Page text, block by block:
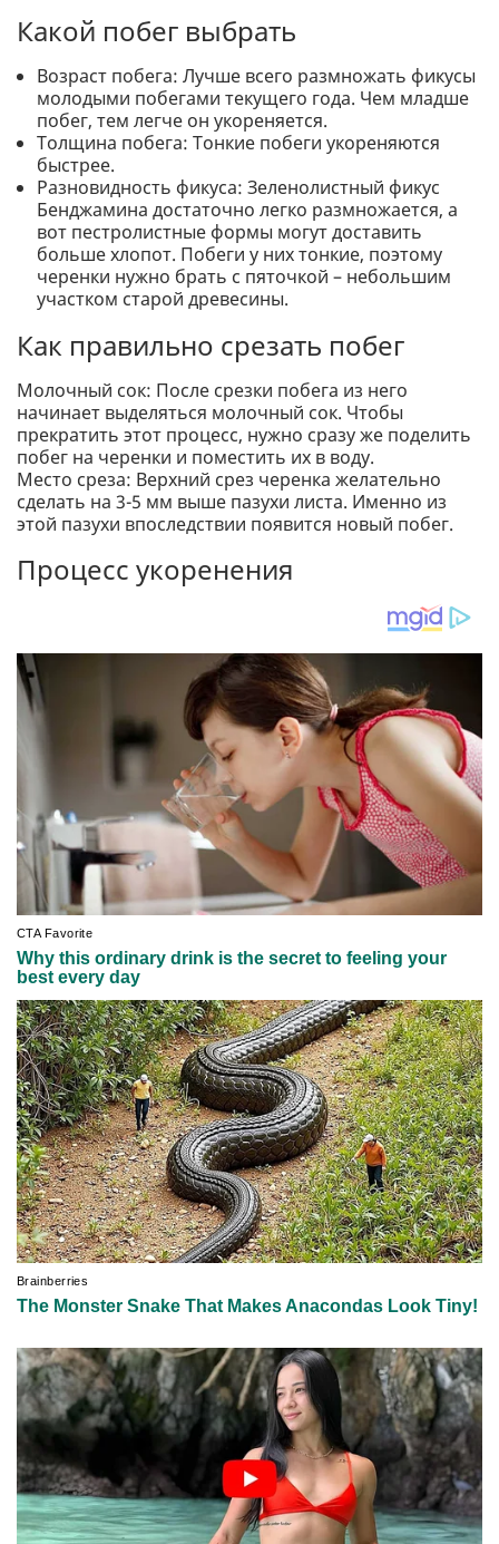
Какой побег выбрать
Возраст побега: Лучше всего размножать фикусы
молодыми побегами текущего года. Чем младше
побег, тем легче он укореняется.
Толщина побега: Тонкие побеги укореняются
быстрее.
Разновидность фикуса: Зеленолистный фикус
Бенджамина достаточно легко размножается, а
вот пестролистные формы могут доставить
больше хлопот. Побеги у них тонкие, поэтому
черенки нужно брать с пяточкой – небольшим
участком старой древесины.
Как правильно срезать побег
Молочный сок: После срезки побега из него
начинает выделяться молочный сок. Чтобы
прекратить этот процесс, нужно сразу же поделить
побег на черенки и поместить их в воду.
Место среза: Верхний срез черенка желательно
сделать на 3-5 мм выше пазухи листа. Именно из
этой пазухи впоследствии появится новый побег.
Процесс укоренения